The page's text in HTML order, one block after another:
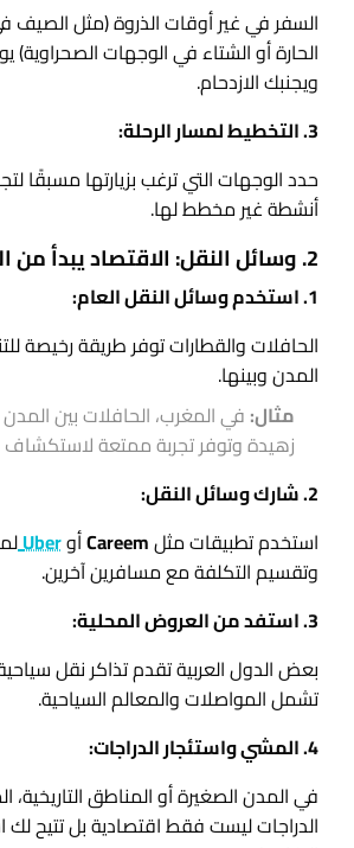
السفر في غير أوقات الذروة (مثل الصيف
الحارة أو الشتاء في الوجهات الصحراوية)
ويجنبك الازدحام.
3. التخطيط لمسار الرحلة:
حدد الوجهات التي ترغب بزيارتها مسبقًا
أنشطة غير مخطط لها.
2. وسائل النقل: الاقتصاد يبدأ من التنقل
1. استخدم وسائل النقل العام:
الحافلات والقطارات توفر طريقة رخيصة
المدن وبينها.
مثال: في المغرب، الحافلات بين المدن
زهيدة وتوفر تجربة ممتعة لاستكشاف
2. شارك وسائل النقل:
استخدم تطبيقات مثلCareemأوUber
وتقسيم التكلفة مع مسافرين آخرين.
3. استفد من العروض المحلية:
بعض الدول العربية تقدم تذاكر نقل
تشمل المواصلات والمعالم السياحية.
4. المشي واستئجار الدراجات:
في المدن الصغيرة أو المناطق
الدراجات ليست فقط اقتصادية بل تتيح